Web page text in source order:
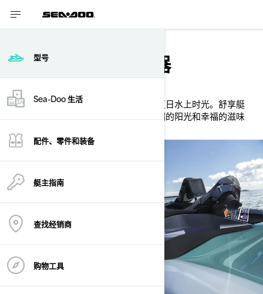
型号
Sea-Doo 生活
配件、零件和装备
艇主指南
查找经销商
购物工具
让人喜悦的水上机器
阳光、沙滩、海浪……
您和亲朋挚友将重新认识什么是欢乐的夏日水上时光。舒享艇
GTI 的舒适性和功能性将让您沉醉于明媚的阳光和幸福的滋味